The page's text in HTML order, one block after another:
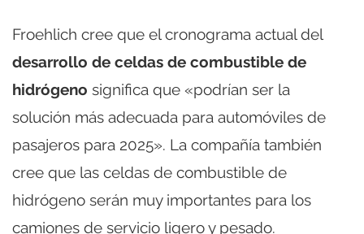
Froehlich cree que el cronograma actual del
desarrollo de celdas de combustible de
hidrógeno significa que «podrían ser la
solución más adecuada para automóviles de
pasajeros para 2025». La compañía también
cree que las celdas de combustible de
hidrógeno serán muy importantes para los
camiones de servicio ligero y pesado.